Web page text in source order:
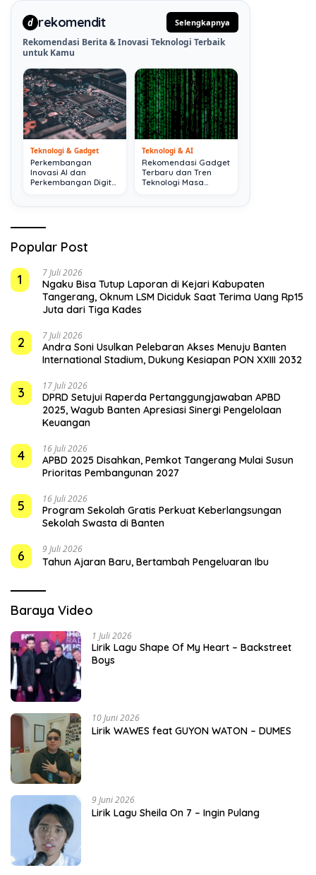
d rekomendit Selengkapnya
Rekomendasi Berita & Inovasi Teknologi Terbaik
untuk Kamu
Teknologi & Gadget
Perkembangan
Inovasi AI dan
Perkembangan Digital
Teknologi & AI
Rekomendasi Gadget
Terbaru dan Tren
Teknologi Masa
Popular Post
1
7 Juli 2026
Ngaku Bisa Tutup Laporan di Kejari Kabupaten
Tangerang, Oknum LSM Diciduk Saat Terima Uang Rp15
Juta dari Tiga Kades
2 7 Juli 2026
Andra Soni Usulkan Pelebaran Akses Menuju Banten
International Stadium, Dukung Kesiapan PON XXIII 2032
3 17 Juli 2026
DPRD Setujui Raperda Pertanggungjawaban APBD
2025, Wagub Banten Apresiasi Sinergi Pengelolaan
Keuangan
4 16 Juli 2026
APBD 2025 Disahkan, Pemkot Tangerang Mulai Susun
Prioritas Pembangunan 2027
5 16 Juli 2026
Program Sekolah Gratis Perkuat Keberlangsungan
Sekolah Swasta di Banten
6 9 Juli 2026
Tahun Ajaran Baru, Bertambah Pengeluaran Ibu
Baraya Video
1 Juli 2026
Lirik Lagu Shape Of My Heart – Backstreet
Boys
10 Juni 2026
Lirik WAWES feat GUYON WATON – DUMES
9 Juni 2026
Lirik Lagu Sheila On 7 – Ingin Pulang